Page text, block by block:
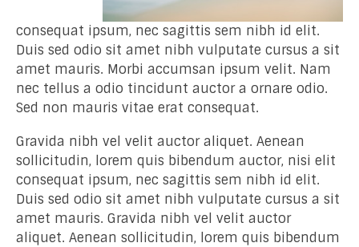
consequat ipsum, nec sagittis sem nibh id elit.
Duis sed odio sit amet nibh vulputate cursus a sit
amet mauris. Morbi accumsan ipsum velit. Nam
nec tellus a odio tincidunt auctor a ornare odio.
Sed non mauris vitae erat consequat.
Gravida nibh vel velit auctor aliquet. Aenean
sollicitudin, lorem quis bibendum auctor, nisi elit
consequat ipsum, nec sagittis sem nibh id elit.
Duis sed odio sit amet nibh vulputate cursus a sit
amet mauris. Gravida nibh vel velit auctor
aliquet. Aenean sollicitudin, lorem quis bibendum